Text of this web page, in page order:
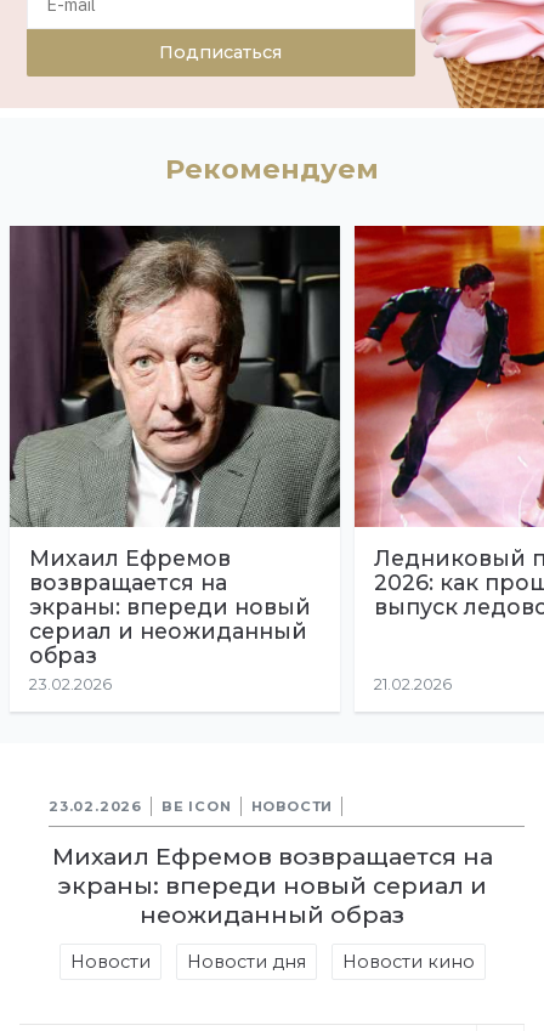
Подписаться
Рекомендуем
Михаил Ефремов
возвращается на
экраны: впереди новый
сериал и неожиданный
образ
23.02.2026
Ледниковый
2026: как
выпуск
21.02.2026
23.02.2026 BE ICON НОВОСТИ
Михаил Ефремов возвращается на
экраны: впереди новый сериал и
неожиданный образ
Новости Новости дня Новости кино